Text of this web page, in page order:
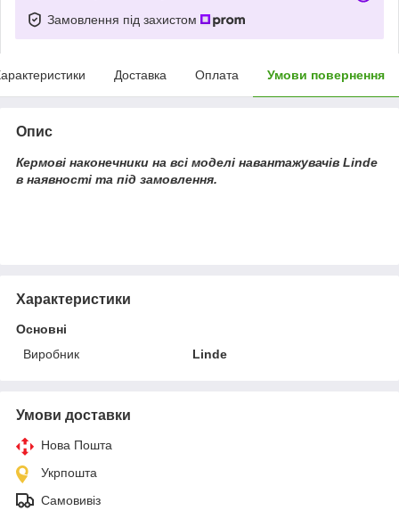
Замовлення під захистом
Доставка Оплата Умови повернення
Опис
Кермові наконечники на всі моделі навантажувачів Linde
в наявності та під замовлення.
Характеристики
Основні
Виробник
Linde
Умови доставки
Нова Пошта
Укрпошта
Самовивіз